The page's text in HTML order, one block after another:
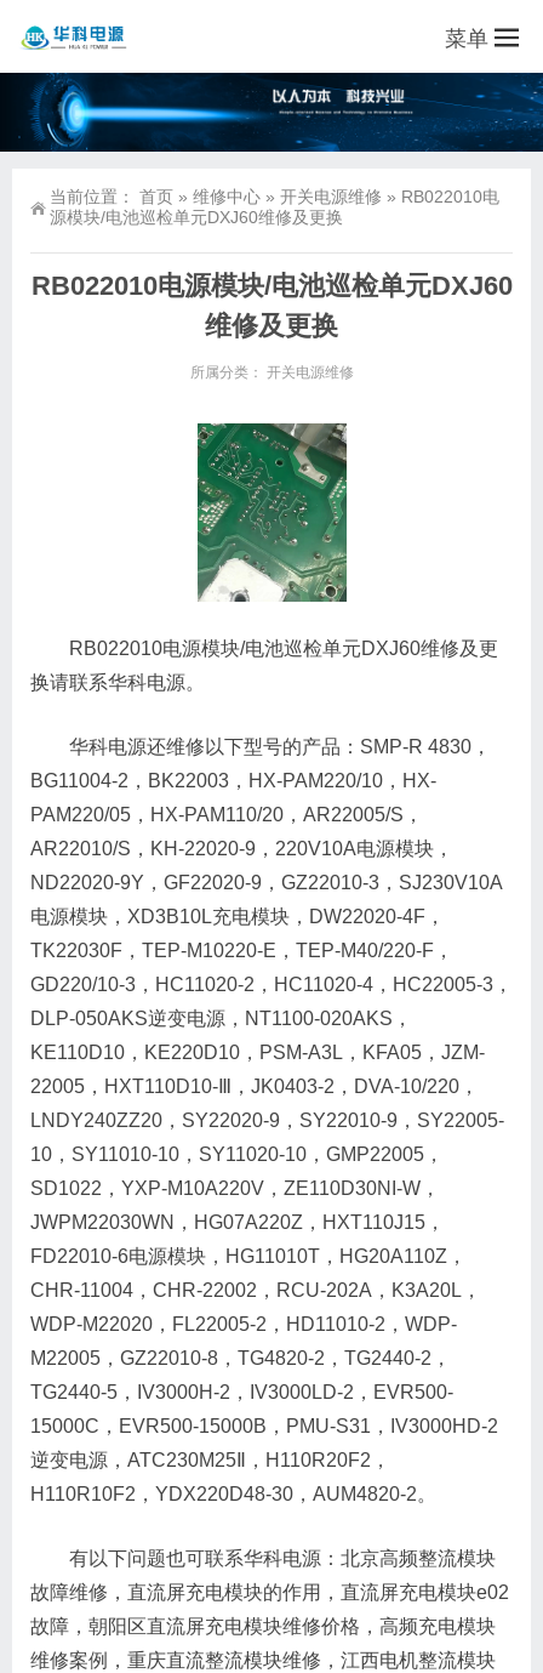
菜单
当前位置： 首页 » 维修中心 » 开关电源维修 » RB022010电
源模块/电池巡检单元DXJ60维修及更换
RB022010电源模块/电池巡检单元DXJ60
维修及更换
所属分类： 开关电源维修
RB022010电源模块/电池巡检单元DXJ60维修及更
换请联系华科电源。
华科电源还维修以下型号的产品：SMP-R 4830，
BG11004-2，BK22003，HX-PAM220/10，HX-
PAM220/05，HX-PAM110/20，AR22005/S，
AR22010/S，KH-22020-9，220V10A电源模块，
ND22020-9Y，GF22020-9，GZ22010-3，SJ230V10A
电源模块，XD3B10L充电模块，DW22020-4F，
TK22030F，TEP-M10220-E，TEP-M40/220-F，
GD220/10-3，HC11020-2，HC11020-4，HC22005-3，
DLP-050AKS逆变电源，NT1100-020AKS，
KE110D10，KE220D10，PSM-A3L，KFA05，JZM-
22005，HXT110D10-Ⅲ，JK0403-2，DVA-10/220，
LNDY240ZZ20，SY22020-9，SY22010-9，SY22005-
10，SY11010-10，SY11020-10，GMP22005，
SD1022，YXP-M10A220V，ZE110D30NI-W，
JWPM22030WN，HG07A220Z，HXT110J15，
FD22010-6电源模块，HG11010T，HG20A110Z，
CHR-11004，CHR-22002，RCU-202A，K3A20L，
WDP-M22020，FL22005-2，HD11010-2，WDP-
M22005，GZ22010-8，TG4820-2，TG2440-2，
TG2440-5，IV3000H-2，IV3000LD-2，EVR500-
15000C，EVR500-15000B，PMU-S31，IV3000HD-2
逆变电源，ATC230M25Ⅱ，H110R20F2，
H110R10F2，YDX220D48-30，AUM4820-2。
有以下问题也可联系华科电源：北京高频整流模块
故障维修，直流屏充电模块的作用，直流屏充电模块e02
故障，朝阳区直流屏充电模块维修价格，高频充电模块
维修案例，重庆直流整流模块维修，江西电机整流模块